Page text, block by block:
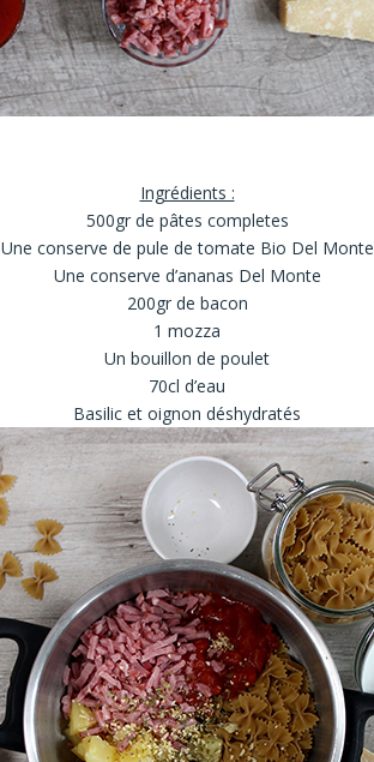
Ingrédients :
500gr de pâtes completes
Une conserve de pule de tomate Bio Del Monte
Une conserve d’ananas Del Monte
200gr de bacon
1 mozza
Un bouillon de poulet
70cl d’eau
Basilic et oignon déshydratés